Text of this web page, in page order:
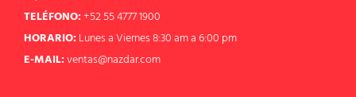
TELÉFONO:+52 55 4777 1900
HORARIO: Lunes a Viernes 8:30 am a 6:00 pm
E-MAIL:ventas@nazdar.com